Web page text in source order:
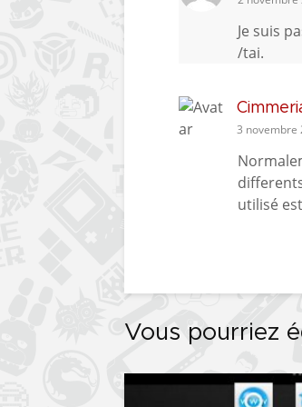
Je suis
/tai.
3 novembre
utilisé
Vous pourriez